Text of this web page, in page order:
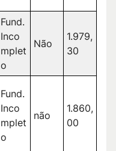
Fund.
Inco
mplet
o
Não
1.979,
30
Fund.
Inco
mplet
o
não
1.860,
00